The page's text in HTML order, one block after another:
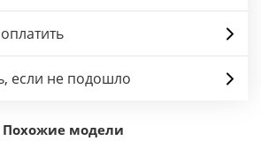
если не подошло
Похожие модели